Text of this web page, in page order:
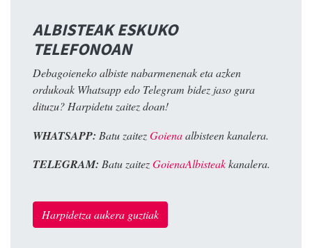
ALBISTEAK ESKUKO
TELEFONOAN
Debagoieneko albiste nabarmenenak eta azken
ordukoak Whatsapp edo Telegram bidez jaso gura
dituzu? Harpidetu zaitez doan!
WHATSAPP: Batu zaitezGoienaalbisteen kanalera.
TELEGRAM: Batu zaitezGoienaAlbisteakkanalera.
Harpidetza aukera guztiak